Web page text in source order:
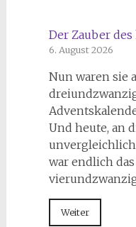
Der Zauber
6. August 2026
Nun waren sie
Und heute, an
war endlich
Weiter